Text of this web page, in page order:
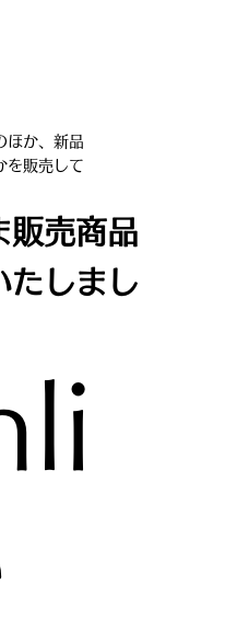
ほか、新品
を販売して
販売商品
たしまし